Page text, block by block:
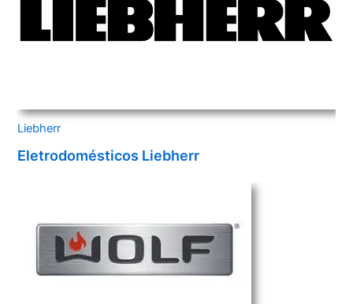
Liebherr
Eletrodomésticos Liebherr